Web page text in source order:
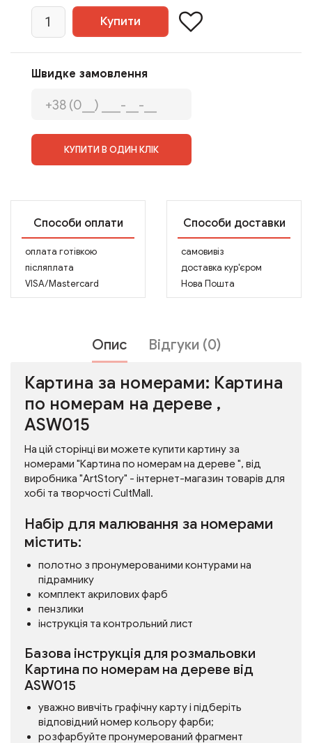
Швидке замовлення
КУПИТИ В ОДИН КЛІК
Способи оплати
оплата готівкою
післяплата
VISA/Mastercard
Способи доставки
самовивіз
доставка кур'єром
Нова Пошта
Опис Відгуки (0)
Картина за номерами: Картина
по номерам на дереве ,
ASW015
На цій сторінці ви можете купити картину за
номерами "Картина по номерам на дереве ", від
виробника "ArtStory" - інтернет-магазин товарів для
хобі та творчості CultMall.
Набір для малювання за номерами
містить:
полотно з пронумерованими контурами на
підрамнику
комплект акрилових фарб
пензлики
інструкція та контрольний лист
Базова інструкція для розмальовки
Картина по номерам на дереве від
ASW015
уважно вивчіть графічну карту і підберіть
відповідний номер кольору фарби;
розфарбуйте пронумерований фрагмент